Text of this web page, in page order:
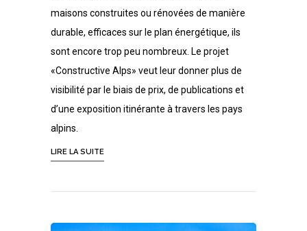
maisons construites ou rénovées de manière
durable, efficaces sur le plan énergétique, ils
sont encore trop peu nombreux. Le projet
«Constructive Alps» veut leur donner plus de
visibilité par le biais de prix, de publications et
d’une exposition itinérante à travers les pays
alpins.
LIRE LA SUITE